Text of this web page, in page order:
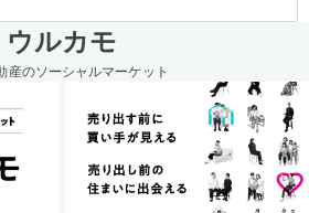
ウルカモ
産のソーシャルマーケット